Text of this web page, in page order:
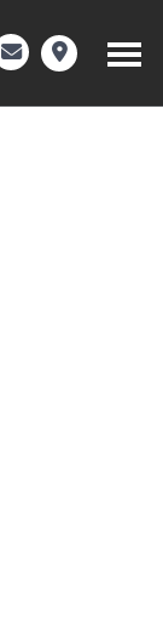
